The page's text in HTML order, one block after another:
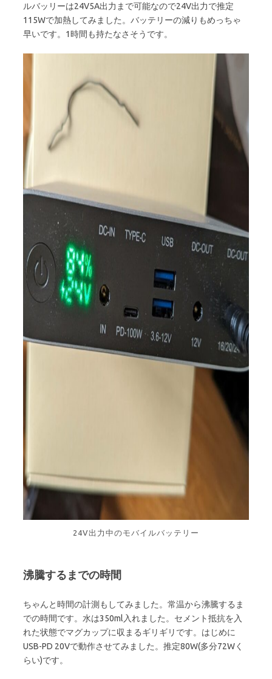
ルバッリーは24V5A出力まで可能なので24V出力で推定
115Wで加熱してみました。バッテリーの減りもめっちゃ
早いです。1時間も持たなさそうです。
24V出力中のモバイルバッテリー
沸騰するまでの時間
ちゃんと時間の計測もしてみました。常温から沸騰するま
での時間です。水は350ml入れました。セメント抵抗を入
れた状態でマグカップに収まるギリギリです。はじめに
USB-PD 20Vで動作させてみました。推定80W(多分72Wく
らい)です。